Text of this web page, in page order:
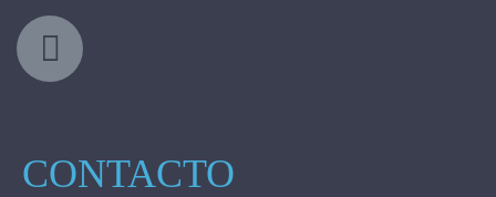
CONTACTO